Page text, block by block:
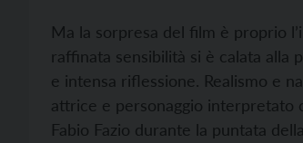
Ma la sorpresa del film è proprio
raffinata sensibilità si è calata alla
e intensa riflessione. Realismo e
attrice e personaggio interpretato
Fabio Fazio durante la puntata